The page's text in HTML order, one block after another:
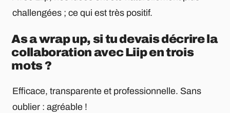
challengées ; ce qui est très positif.
As a wrap up, si tu devais décrire la
collaboration avec Liip en trois
mots ?
Efficace, transparente et professionnelle. Sans
oublier : agréable !